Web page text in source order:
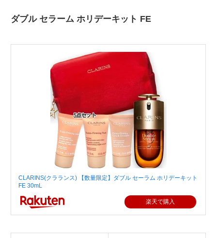
ダブル セラーム ホリデーキット FE
CLARINS(クラランス) 【数量限定】ダブル セーラム ホリデーキット
FE 30mL
楽天で購入